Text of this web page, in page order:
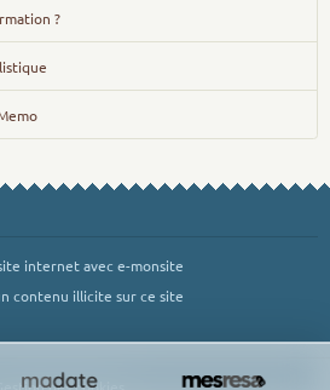
?
internet avec e-monsite
contenu illicite sur ce site